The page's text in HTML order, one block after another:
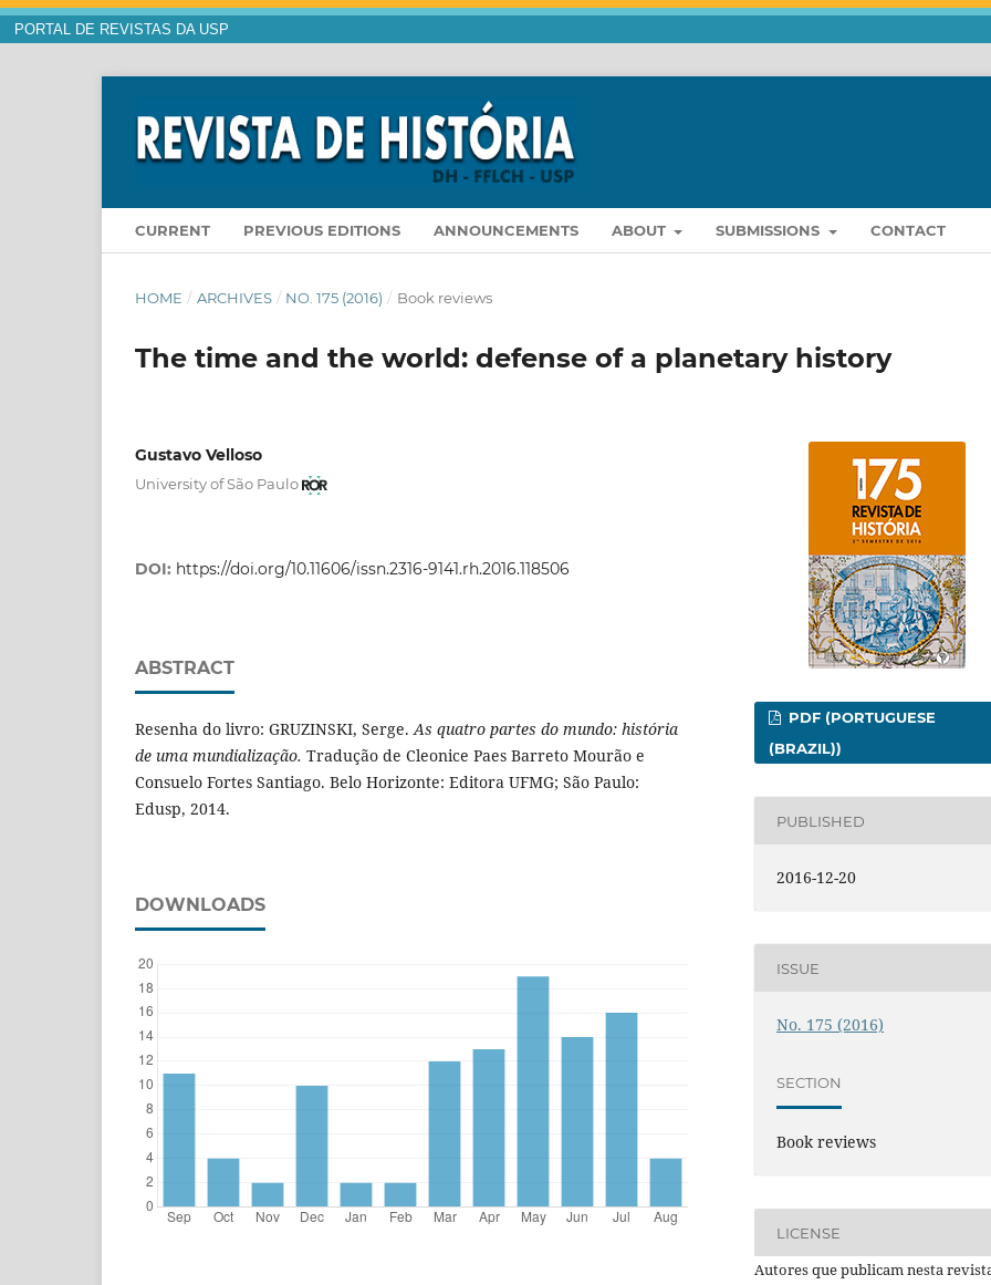
PORTAL DE REVISTAS DA USP
CURRENT PREVIOUS EDITIONS ANNOUNCEMENTS ABOUT SUBMISSIONS CONTACT
HOME / ARCHIVES / NO. 175 (2016) / Book reviews
The time and the world: defense of a planetary history
Gustavo Velloso
University of São Paulo
DOI: https://doi.org/10.11606/issn.2316-9141.rh.2016.118506
ABSTRACT
Resenha do livro: GRUZINSKI, Serge.As quatro partes do mundo: história
de uma mundialização. Tradução de Cleonice Paes Barreto Mourão e
Consuelo Fortes Santiago. Belo Horizonte: Editora UFMG; São Paulo:
Edusp, 2014.
DOWNLOADS
PDF (PORTUGUESE
(BRAZIL))
PUBLISHED
2016-12-20
ISSUE
No. 175 (2016)
SECTION
Book reviews
LICENSE
Autores que publicam nesta